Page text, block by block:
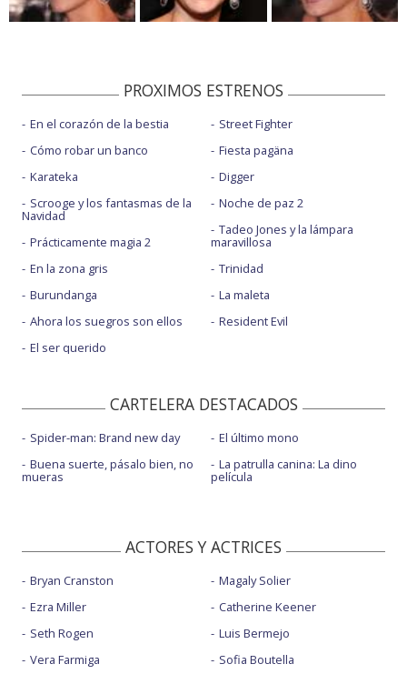
PROXIMOS ESTRENOS
En el corazón de la bestia
Cómo robar un banco
Karateka
Scrooge y los fantasmas de la
Navidad
Prácticamente magia 2
En la zona gris
Burundanga
Ahora los suegros son ellos
El ser querido
Street Fighter
Fiesta pagäna
Digger
Noche de paz 2
Tadeo Jones y la lámpara
maravillosa
Trinidad
La maleta
Resident Evil
CARTELERA DESTACADOS
Spider-man: Brand new day
Buena suerte, pásalo bien, no
mueras
El último mono
La patrulla canina: La dino
película
ACTORES Y ACTRICES
Bryan Cranston
Ezra Miller
Seth Rogen
Vera Farmiga
Magaly Solier
Catherine Keener
Luis Bermejo
Sofia Boutella